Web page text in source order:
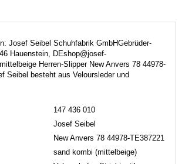
Josef Seibel Schuhfabrik GmbHGebrüder-
Hauenstein, DEshop@josef-
Herren-Slipper New Anvers 78 44978-
Seibel besteht aus Veloursleder und
147 436 010
Josef Seibel
New Anvers 78 44978-TE387221
sand kombi (mittelbeige)